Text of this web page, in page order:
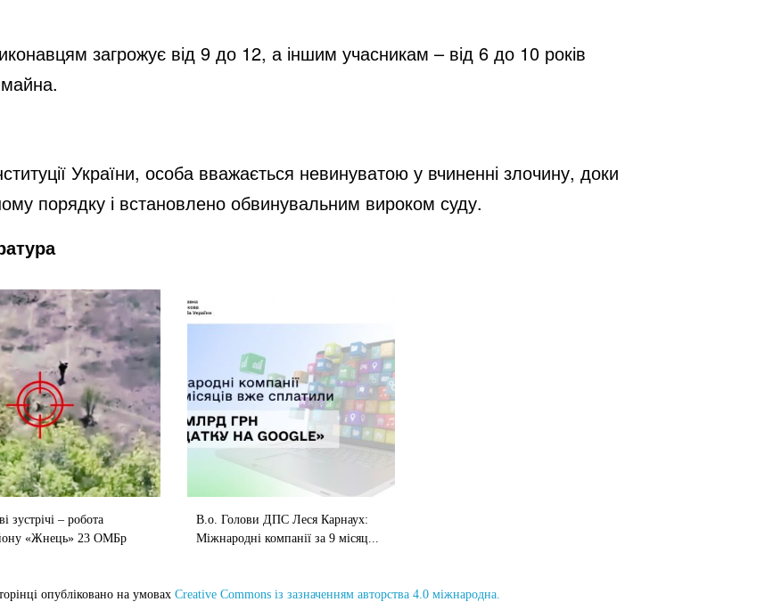
загрожує від 9 до 12, а іншим учасникам – від 6 до 10 років
України, особа вважається невинуватою у вчиненні злочину, доки
порядку і встановлено обвинувальним вироком суду.
зустрічі – робота
«Жнець» 23 ОМБр
В.о. Голови ДПС Леся Карнаух:
Міжнародні компанії за 9 місяц...
опубліковано на умовах Creative Commons із зазначенням авторства 4.0 міжнародна.